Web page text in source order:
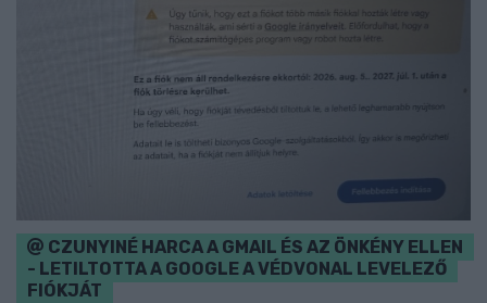
CZUNYINÉ HARCA A GMAIL ÉS AZ ÖNKÉNY ELLEN
- LETILTOTTA A GOOGLE A VÉDVONAL LEVELEZŐ
FIÓKJÁT